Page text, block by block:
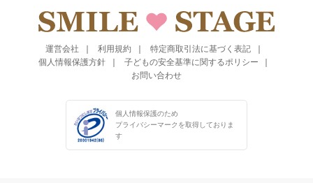
運営会社 利用規約
特定商取引法に基づく表記
個人情報保護方針
子どもの安全基準に関するポリシー
お問い合わせ
個人情報保護のため
プライバシーマークを取得しておりま
す